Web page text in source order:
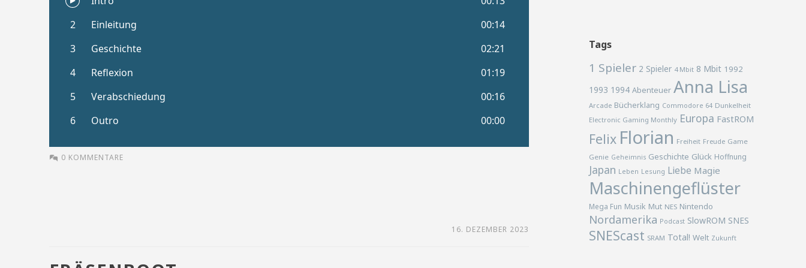
0 KOMMENTARE
16. DEZEMBER 2023
Tags
1 Spieler 2 Spieler 4 Mbit 8 Mbit 1992
1993 1994 Abenteuer Anna Lisa
Arcade Bücherklang Commodore 64 Dunkelheit
Electronic Gaming Monthly Europa FastROM
Felix Florian Freiheit Freude Game
Genie Geheimnis Geschichte Glück Hoffnung
Japan Leben Lesung Liebe Magie
Maschinengeflüster
Mega Fun Musik Mut NES Nintendo
Nordamerika Podcast SlowROM SNES
SNEScast SRAM Total! Welt Zukunft